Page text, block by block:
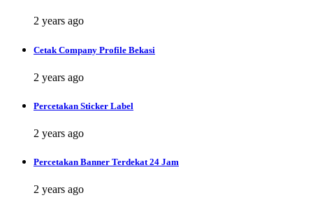
2 years ago
Cetak Company Profile Bekasi
2 years ago
Percetakan Sticker Label
2 years ago
Percetakan Banner Terdekat 24 Jam
2 years ago